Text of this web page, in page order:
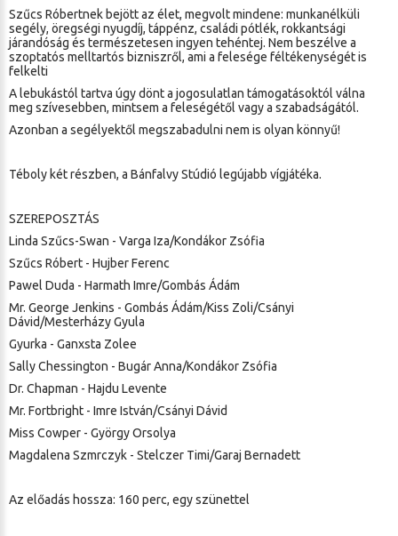
Szűcs Róbertnek bejött az élet, megvolt mindene: munkanélküli
segély, öregségi nyugdíj, táppénz, családi pótlék, rokkantsági
járandóság és természetesen ingyen tehéntej. Nem beszélve a
szoptatós melltartós bizniszről, ami a felesége féltékenységét is
felkelti
A lebukástól tartva úgy dönt a jogosulatlan támogatásoktól válna
meg szívesebben, mintsem a feleségétől vagy a szabadságától.
Azonban a segélyektől megszabadulni nem is olyan könnyű!
Téboly két részben, a Bánfalvy Stúdió legújabb vígjátéka.
SZEREPOSZTÁS
Linda Szűcs-Swan - Varga Iza/Kondákor Zsófia
Szűcs Róbert - Hujber Ferenc
Pawel Duda - Harmath Imre/Gombás Ádám
Mr. George Jenkins - Gombás Ádám/Kiss Zoli/Csányi
Dávid/Mesterházy Gyula
Gyurka - Ganxsta Zolee
Sally Chessington - Bugár Anna/Kondákor Zsófia
Dr. Chapman - Hajdu Levente
Mr. Fortbright - Imre István/Csányi Dávid
Miss Cowper - György Orsolya
Magdalena Szmrczyk - Stelczer Timi/Garaj Bernadett
Az előadás hossza: 160 perc, egy szünettel